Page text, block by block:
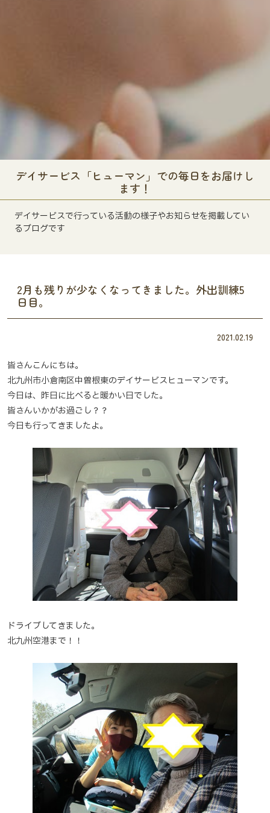
デイサービス「ヒューマン」での毎日をお届けし
ます！
デイサービスで行っている活動の様子やお知らせを掲載してい
るブログです
2月も残りが少なくなってきました。外出訓練5
日目。
2021.02.19
皆さんこんにちは。
北九州市小倉南区中曽根東のデイサービスヒューマンです。
今日は、昨日に比べると暖かい日でした。
皆さんいかがお過ごし？？
今日も行ってきましたよ。
ドライブしてきました。
北九州空港まで！！